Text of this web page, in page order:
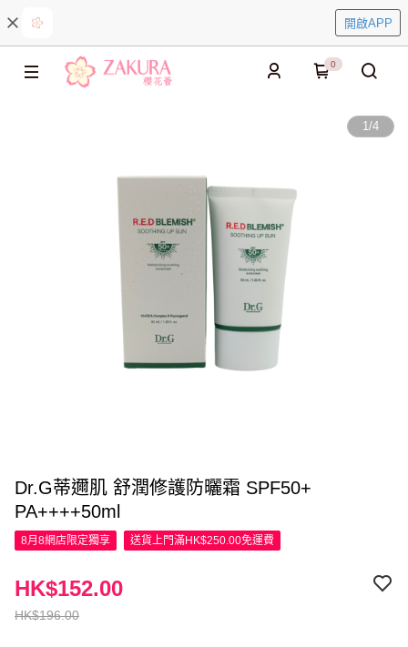
開啟APP
0
1/4
Dr.G蒂邇肌 舒潤修護防曬霜 SPF50+
PA++++50ml
8月8網店限定獨享 送貨上門滿HK$250.00免運費
HK$196.00
HK$152.00